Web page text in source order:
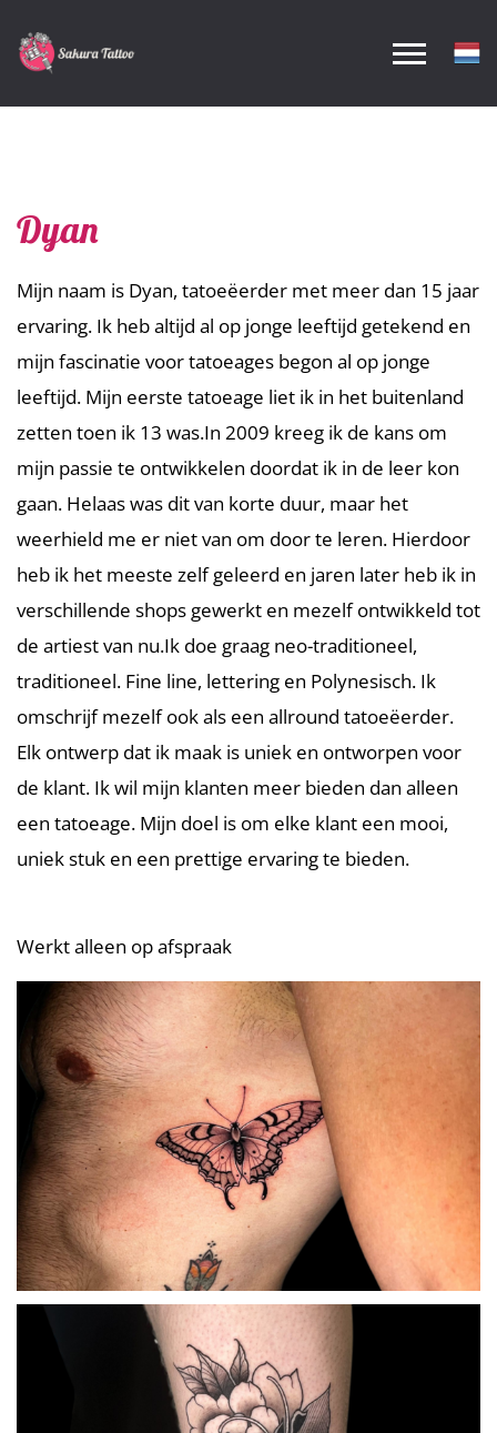
Dyan
Mijn naam is Dyan, tatoeëerder met meer dan 15 jaar
ervaring. Ik heb altijd al op jonge leeftijd getekend en
mijn fascinatie voor tatoeages begon al op jonge
leeftijd. Mijn eerste tatoeage liet ik in het buitenland
zetten toen ik 13 was.In 2009 kreeg ik de kans om
mijn passie te ontwikkelen doordat ik in de leer kon
gaan. Helaas was dit van korte duur, maar het
weerhield me er niet van om door te leren. Hierdoor
heb ik het meeste zelf geleerd en jaren later heb ik in
verschillende shops gewerkt en mezelf ontwikkeld tot
de artiest van nu.Ik doe graag neo-traditioneel,
traditioneel. Fine line, lettering en Polynesisch. Ik
omschrijf mezelf ook als een allround tatoeëerder.
Elk ontwerp dat ik maak is uniek en ontworpen voor
de klant. Ik wil mijn klanten meer bieden dan alleen
een tatoeage. Mijn doel is om elke klant een mooi,
uniek stuk en een prettige ervaring te bieden.
Werkt alleen op afspraak